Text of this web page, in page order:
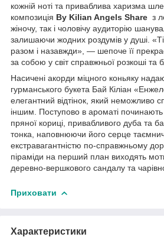
кожній ноті та приваблива харизма
композиція By Kilian Angels Share з
жіночу, так і чоловічу аудиторію
залишаючи жодних роздумів у душі.
разом і назавжди», — шепоче її
за собою у світ справжньої розкоші та
Насичені акорди міцного коньяку
гурманського букета Бай Кіліан
елегантний відтінок, який неможливо
іншим. Поступово в ароматі починають
пряної кориці, привабливого дуба та
тонка, наповнюючи його серце
екстравагантністю по-справжньому
піраміди на перший план виходять
деревно-вершкового сандалу та
Приховати
Характеристики